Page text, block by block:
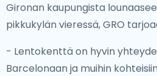
Gironan kaupungista
pikkukylän vieressä, GRO
- Lentokenttä on hyvin
Barcelonaan ja muihin